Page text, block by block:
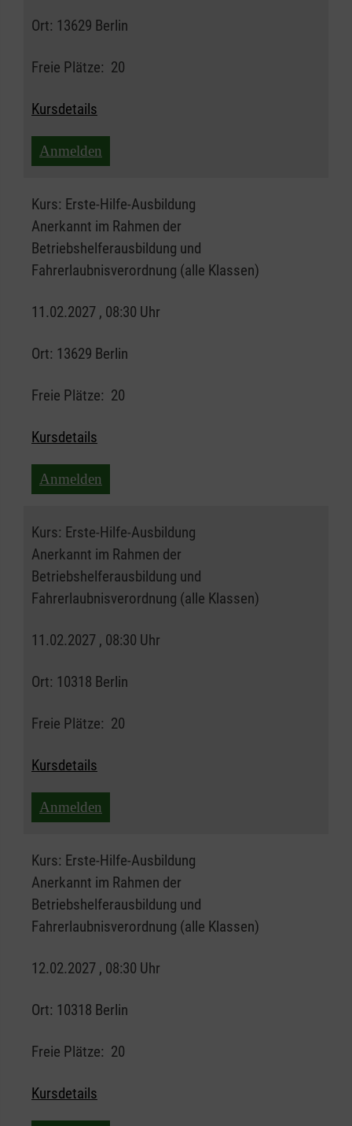
Ort: 13629 Berlin
Freie Plätze: 20
Kursdetails
Anmelden
Kurs: Erste-Hilfe-Ausbildung
Anerkannt im Rahmen der
Betriebshelferausbildung und
Fahrerlaubnisverordnung (alle Klassen)
11.02.2027 , 08:30 Uhr
Ort: 13629 Berlin
Freie Plätze: 20
Kursdetails
Anmelden
Kurs: Erste-Hilfe-Ausbildung
Anerkannt im Rahmen der
Betriebshelferausbildung und
Fahrerlaubnisverordnung (alle Klassen)
11.02.2027 , 08:30 Uhr
Ort: 10318 Berlin
Freie Plätze: 20
Kursdetails
Anmelden
Kurs: Erste-Hilfe-Ausbildung
Anerkannt im Rahmen der
Betriebshelferausbildung und
Fahrerlaubnisverordnung (alle Klassen)
12.02.2027 , 08:30 Uhr
Ort: 10318 Berlin
Freie Plätze: 20
Kursdetails